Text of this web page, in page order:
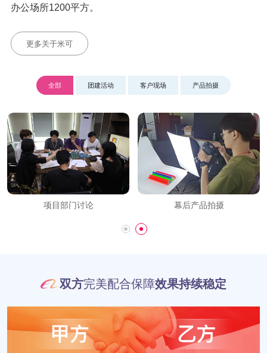
办公场所1200平方。
更多关于米可
全部 团建活动 客户现场 产品拍摄
项目部门讨论 幕后产品拍摄
MIKE IDEA
双方完美配合保障效果持续稳定